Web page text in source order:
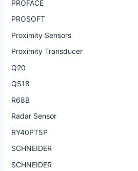
PROFACE
PROSOFT
Proximity Sensors
Proximity Transducer
Q20
QS18
R68B
Radar Sensor
RY40PT5P
SCHNEIDER
SCHNEIDER